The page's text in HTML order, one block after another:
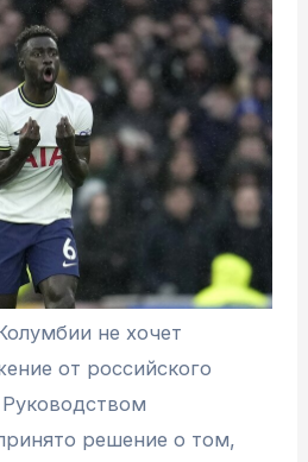
не хочет
от российского
решение о том,